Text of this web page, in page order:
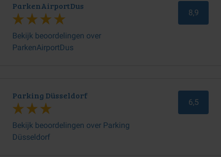
ParkenAirportDus
Bekijk beoordelingen over
ParkenAirportDus
8,9
Parking Düsseldorf
Bekijk beoordelingen over Parking
Düsseldorf
6,5